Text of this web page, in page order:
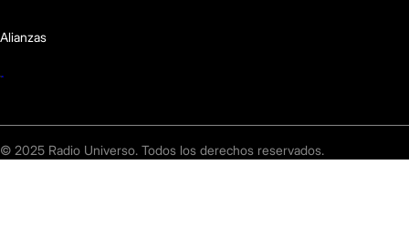
Alianzas
© 2025 Radio Universo. Todos los derechos reservados.